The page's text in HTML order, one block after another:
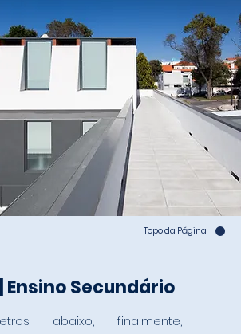
Topo da Página
| Ensino Secundário
abaixo, finalmente,